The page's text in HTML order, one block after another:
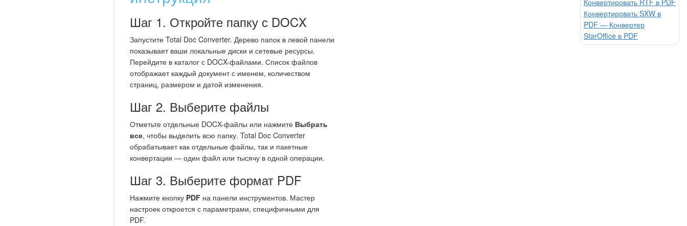
Шаг 1. Откройте папку с DOCX
Запустите Total Doc Converter. Дерево папок в левой панели
показывает ваши локальные диски и сетевые ресурсы.
Перейдите в каталог с DOCX-файлами. Список файлов
отображает каждый документ с именем, количеством
страниц, размером и датой изменения.
Шаг 2. Выберите файлы
Отметьте отдельные DOCX-файлы или нажмите Выбрать
все, чтобы выделить всю папку. Total Doc Converter
обрабатывает как отдельные файлы, так и пакетные
конвертации — один файл или тысячу в одной операции.
Шаг 3. Выберите формат PDF
Нажмите кнопку PDF на панели инструментов. Мастер
настроек откроется с параметрами, специфичными для
PDF.
Конвертировать SXW в
PDF — Конвертер
StarOffice в PDF